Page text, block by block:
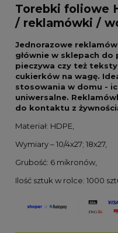
Torebki foliowe
/ reklamówki /
Jednorazowe
głównie w sklepach
pieczywa czy też
cukierków na wagę.
stosowania w domu -
uniwersalne.
do kontaktu z
Materiał: HDPE,
Wymiary – 10/4x27; 18x27,
Grubość: 6 mikronów,
Ilość sztuk w rolce: 1000